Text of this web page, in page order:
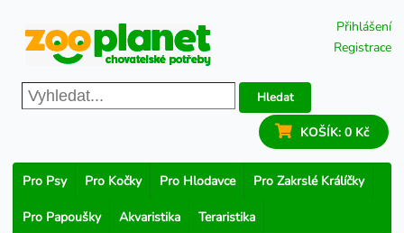
Přihlášení
Registrace
Hledat
KOŠÍK: 0 Kč
Pro Psy Pro Kočky Pro Hlodavce Pro Zakrslé Králíčky
Pro Papoušky Akvaristika Teraristika